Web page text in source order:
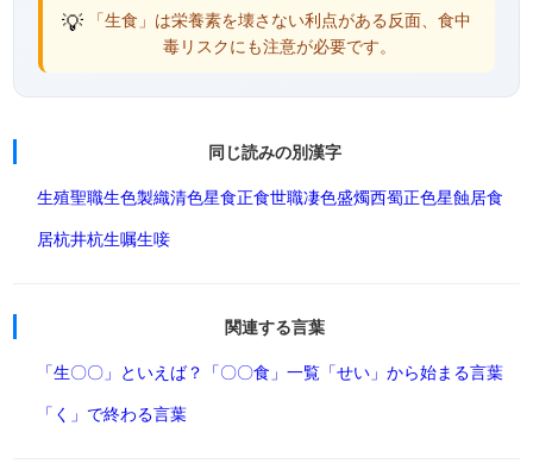
💡 「生食」は栄養素を壊さない利点がある反面、食中
毒リスクにも注意が必要です。
同じ読みの別漢字
生殖聖職生色製織清色星食正食世職凄色盛燭西蜀正色星蝕居食
居杭井杭生嘱生唼
関連する言葉
「生〇〇」といえば？ 「〇〇食」一覧 「せい」から始まる言葉
「く」で終わる言葉